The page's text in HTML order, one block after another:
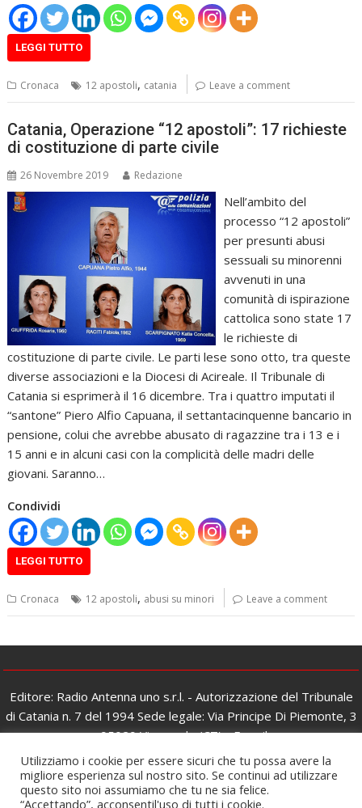
LEGGI TUTTO
Cronaca 12 apostoli, catania Leave a comment
Catania, Operazione “12 apostoli”: 17 richieste
di costituzione di parte civile
26 Novembre 2019 Redazione
Nell’ambito del
processo “12 apostoli”
per presunti abusi
sessuali su minorenni
avvenuti in una
comunità di ispirazione
cattolica sono state 17
le richieste di
costituzione di parte civile. Le parti lese sono otto, tra queste
diverse associazioni e la Diocesi di Acireale. Il Tribunale di
Catania si esprimerà il 16 dicembre. Tra i quattro imputati il
“santone” Piero Alfio Capuana, il settantacinquenne bancario in
pensione, colui che avrebbe abusato di ragazzine tra i 13 e i
15 anni e in alcuni casi con la complicità delle madri delle
giovani. Saranno…
Condividi
LEGGI TUTTO
Cronaca 12 apostoli, abusi su minori Leave a comment
Editore: Radio Antenna uno s.r.l. - Autorizzazione del Tribunale
di Catania n. 7 del 1994 Sede legale: Via Principe Di Piemonte, 3
- 95029 Viagrande (CT) - E-mail:
redazione@antennaunonotizie.it - Pec:
radioantennaunosrl@pec.it - © Copyright Antenna Uno Notizie -
Tutti i diritti riservati - Partita Iva e Codice fiscale:
Utilizziamo i cookie per essere sicuri che tu possa avere la
migliore esperienza sul nostro sito. Se continui ad utilizzare
questo sito noi assumiamo che tu ne sia felice.
“Accettando”, acconsentil'uso di tutti i cookie.